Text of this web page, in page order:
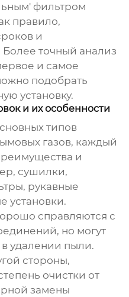
фильтром
правило,
и
точный анализ
и самое
подобрать
установку.
и их особенности
типов
газов, каждый
и
сушилки,
рукавные
установки.
справляются с
но могут
удалении пыли.
стороны,
очистки от
замены